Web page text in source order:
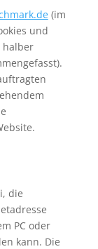
(im
und
halber
die
PC oder
kann. Die